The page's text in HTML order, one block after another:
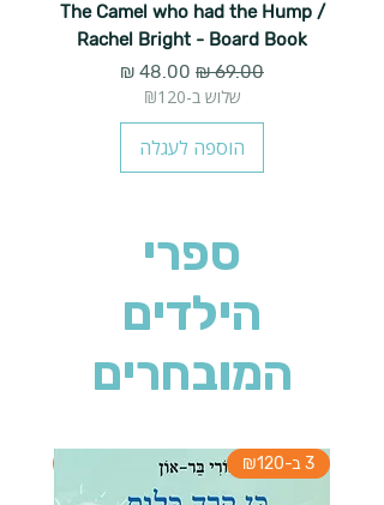
The Camel who had the Hump /
Rachel Bright - Board Book
מחיר רגיל מחיר מבצע
שלוש ב-₪120
הוספה לעגלה
ספרי
הילדים
המובחרים
3 ב-₪120